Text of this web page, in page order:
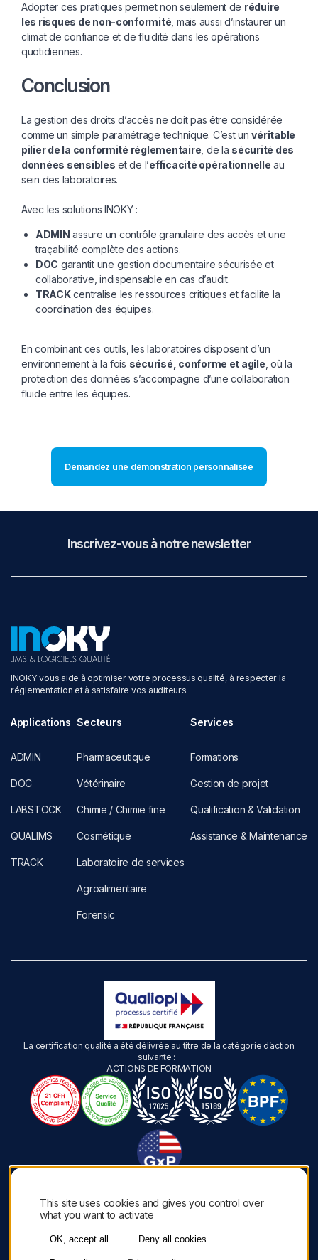
Adopter ces pratiques permet non seulement de réduire
les risques de non-conformité , mais aussi d’instaurer un
climat de confiance et de fluidité dans les opérations
quotidiennes.
Conclusion
La gestion des droits d’accès ne doit pas être considérée
comme un simple paramétrage technique. C’est unvéritable
pilier de la conformité réglementaire , de la sécurité des
données sensibles et de l’efficacité opérationnelle au
sein des laboratoires.
Avec les solutionsINOKY:
ADMIN assure un contrôle granulaire des accès et une
traçabilité complète des actions.
DOC garantit une gestion documentaire sécurisée et
collaborative, indispensable en cas d’audit.
TRACKcentralise les ressources critiques et facilite la
coordination des équipes.
En combinant ces outils, les laboratoires disposent d’un
environnement à la fois sécurisé, conforme et agile , où la
protection des données s’accompagne d’une collaboration
fluide entre les équipes.
Demandez une démonstration personnalisée
Inscrivez-vous à notre newsletter
INOKY vous aide à optimiser votre processus qualité, à respecter la
réglementation et à satisfaire vos auditeurs.
Applications
ADMIN
DOC
LABSTOCK
QUALIMS
TRACK
Secteurs
Pharmaceutique
Vétérinaire
Chimie / Chimie fine
Cosmétique
Laboratoire de services
Agroalimentaire
Forensic
Services
Formations
Gestion de projet
Qualification & Validation
Assistance & Maintenance
La certification qualité a été délivrée au titre de la catégorie d’action
suivante :
ACTIONS DE FORMATION
Copyright © Inoky 2026. Tous droits réservés. | Une création
Politique de confidentialité
Cookies
This site uses cookies and gives you control over
what you want to activate
OK, accept all Deny all cookies